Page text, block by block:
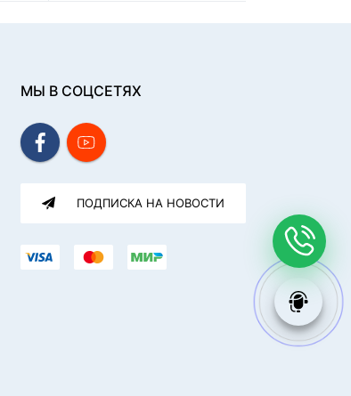
МЫ В СОЦСЕТЯХ
ПОДПИСКА НА НОВОСТИ